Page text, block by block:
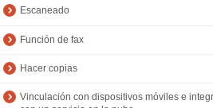
Escaneado
Función de fax
Hacer copias
Vinculación con dispositivos móviles e